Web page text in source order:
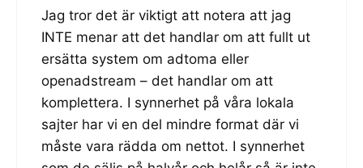
Jag tror det är viktigt att notera att jag
INTE menar att det handlar om att fullt ut
ersätta system om adtoma eller
openadstream – det handlar om att
komplettera. I synnerhet på våra lokala
sajter har vi en del mindre format där vi
måste vara rädda om nettot. I synnerhet